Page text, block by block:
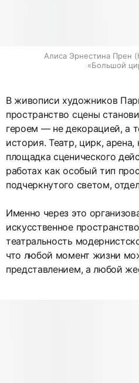
Алиса Эрнестина Прен
«Большой
В живописи художников
пространство сцены
героем — не декорацией, а
история. Театр, цирк,
площадка сценического
работах как особый тип
подчеркнутого светом,
Именно через это
искусственное
театральность
что любой момент жизни
представлением, а любой